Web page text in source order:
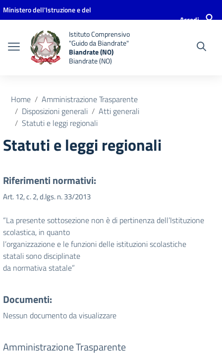
Vai ai contenuti
Vai al menu di navigazione
Vai al footer
Ministero dell'Istruzione e del
Accedi
Istituto Comprensivo
"Guido da Biandrate"
Biandrate (NO)
Biandrate (NO)
Home
Amministrazione Trasparente
Disposizioni generali
Atti generali
Statuti e leggi regionali
Statuti e leggi regionali
Riferimenti normativi:
Art. 12, c. 2, d.lgs. n. 33/2013
“La presente sottosezione non è di pertinenza dell’Istituzione
scolastica, in quanto
l’organizzazione e le funzioni delle istituzioni scolastiche
statali sono disciplinate
da normativa statale”
Documenti:
Nessun documento da visualizzare
Amministrazione Trasparente